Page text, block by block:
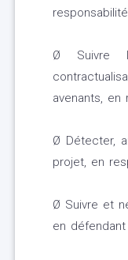
Ø Suivre
avenants,
Ø Détecter,
projet, en
Ø Suivre et
en